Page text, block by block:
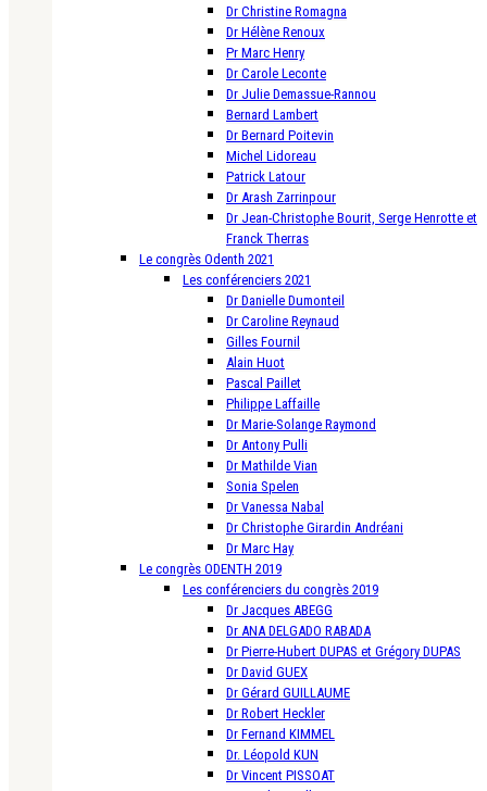
Dr Christine Romagna
Dr Hélène Renoux
Pr Marc Henry
Dr Carole Leconte
Dr Julie Demassue-Rannou
Bernard Lambert
Dr Bernard Poitevin
Michel Lidoreau
Patrick Latour
Dr Arash Zarrinpour
Dr Jean-Christophe Bourit, Serge Henrotte et
Franck Therras
Le congrès Odenth 2021
Les conférenciers 2021
Dr Danielle Dumonteil
Dr Caroline Reynaud
Gilles Fournil
Alain Huot
Pascal Paillet
Philippe Laffaille
Dr Marie-Solange Raymond
Dr Antony Pulli
Dr Mathilde Vian
Sonia Spelen
Dr Vanessa Nabal
Dr Christophe Girardin Andréani
Dr Marc Hay
Le congrès ODENTH 2019
Les conférenciers du congrès 2019
Dr Jacques ABEGG
Dr ANA DELGADO RABADA
Dr Pierre-Hubert DUPAS et Grégory DUPAS
Dr David GUEX
Dr Gérard GUILLAUME
Dr Robert Heckler
Dr Fernand KIMMEL
Dr. Léopold KUN
Dr Vincent PISSOAT